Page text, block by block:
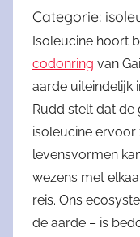
Categorie:
Isoleucine hoort
codonring van
aarde uiteindelijk
Rudd stelt dat de
isoleucine
levensvormen
wezens met
reis. Ons
de aarde – is